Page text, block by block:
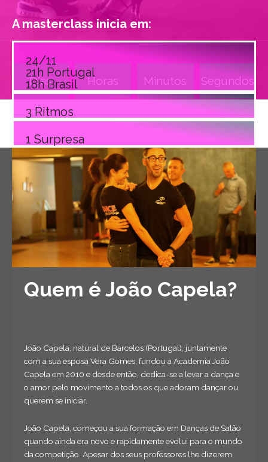
A masterclass inicia em:
Dias Horas Minutos Segundos
24/11
21h Portugal
18h Brasil
3 Ritmos
1 Surpresa
Quem é João Capela?
João Capela, natural de Barcelos (Portugal), juntamente
com a sua esposa Vera Gomes, fundou a Academia João
Capela em 2010 e desde então, dedica-se a levar a dança e
o amor pelo movimento a todos os que adoram dançar ou
querem se iniciar.
João Capela, começou a sua formação em Danças de Salão
quando ainda era novo e rapidamente evolui para o mundo
da competição. Apesar dos seus professores lhe dizerem